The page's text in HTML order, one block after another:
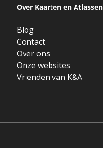
Over Kaarten en Atlassen
Blog
Contact
Over ons
Onze websites
Vrienden van K&A